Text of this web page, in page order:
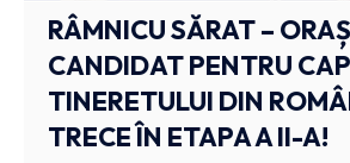
RÂMNICU SĂRAT – ORAȘ
CANDIDAT PENTRU
TINERETULUI DIN
TRECE ÎN ETAPA A II-A!